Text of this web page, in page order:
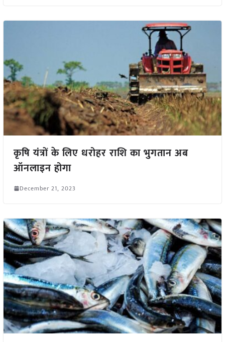
कृषि यंत्रों के लिए धरोहर राशि का भुगतान अब
ऑनलाइन होगा
December 21, 2023